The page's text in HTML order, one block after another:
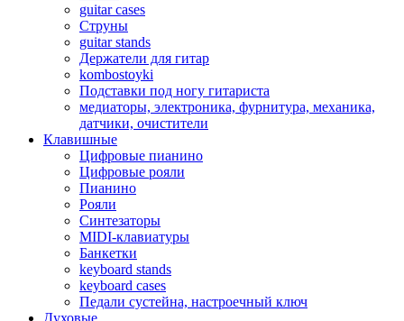
guitar cases
Струны
guitar stands
Держатели для гитар
kombostoyki
Подставки под ногу гитариста
медиаторы, электроника, фурнитура, механика,
датчики, очистители
Клавишные
Цифровые пианино
Цифровые рояли
Пианино
Рояли
Синтезаторы
MIDI-клавиатуры
Банкетки
keyboard stands
keyboard cases
Педали сустейна, настроечный ключ
Духовые